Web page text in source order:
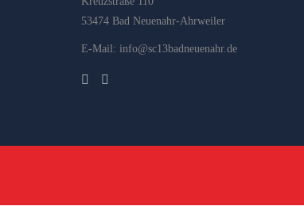
53474 Bad Neuenahr-Ahrweiler
E-Mail: info@sc13badneuenahr.de